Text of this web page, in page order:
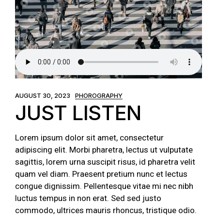
AUGUST 30, 2023 PHOROGRAPHY
JUST LISTEN
Lorem ipsum dolor sit amet, consectetur
adipiscing elit. Morbi pharetra, lectus ut vulputate
sagittis, lorem urna suscipit risus, id pharetra velit
quam vel diam. Praesent pretium nunc et lectus
congue dignissim. Pellentesque vitae mi nec nibh
luctus tempus in non erat. Sed sed justo
commodo, ultrices mauris rhoncus, tristique odio.